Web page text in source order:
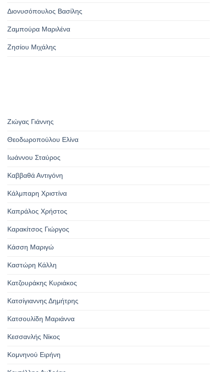
Διονυσόπουλος Βασίλης
Ζαμπούρα Μαριλένα
Ζησίου Μιχάλης
Ζιώγας Γιάννης
Θεοδωροπούλου Ελίνα
Ιωάννου Σταύρος
Καββαθά Αντιγόνη
Κάλμπαρη Χριστίνα
Καπράλος Χρήστος
Καρακίτσος Γιώργος
Κάσση Μαριγώ
Καστώρη Κάλλη
Κατζουράκης Κυριάκος
Κατσίγιαννης Δημήτρης
Κατσουλίδη Μαριάννα
Κεσσανλής Νίκος
Κομνηνού Ειρήνη